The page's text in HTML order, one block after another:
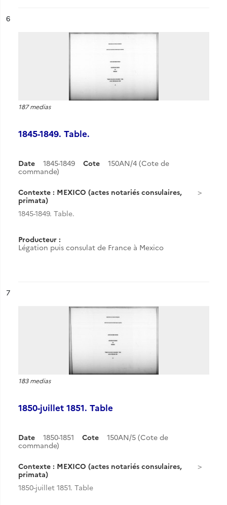
n°
6
187 medias
1845-1849. Table.
Date 1845-1849 Cote
150AN/4 (Cote de
commande)
Contexte : MEXICO (actes notariés consulaires,
primata)
1845-1849. Table.
Producteur :
Légation puis consulat de France à Mexico
n°
7
183 medias
1850-juillet 1851. Table
Date 1850-1851 Cote
150AN/5 (Cote de
commande)
Contexte : MEXICO (actes notariés consulaires,
primata)
1850-juillet 1851. Table